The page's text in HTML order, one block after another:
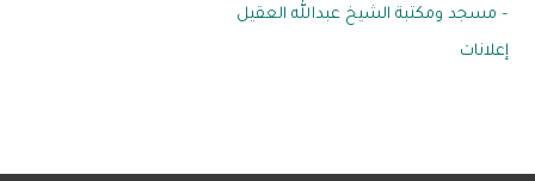
– مسجد ومكتبة الشيخ عبدالله العقيل
إعلانات